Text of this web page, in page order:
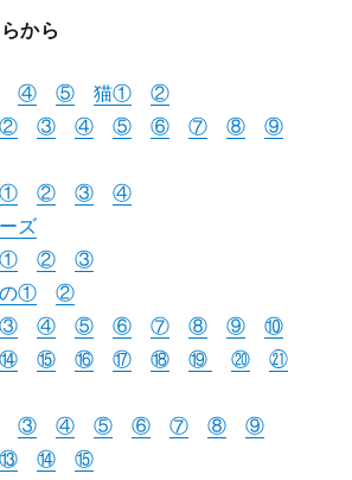
から
④ ⑤ 猫①
②
② ③ ④ ⑤ ⑥ ⑦ ⑧
⑨
①
② ③
④
ズ
①
②
③
の①
②
③ ④ ⑤ ⑥ ⑦ ⑧ ⑨
⑩
⑭ ⑮ ⑯ ⑰ ⑱ ⑲ ⑳
㉑
③ ④ ⑤ ⑥ ⑦ ⑧
⑨
⑬ ⑭ ⑮